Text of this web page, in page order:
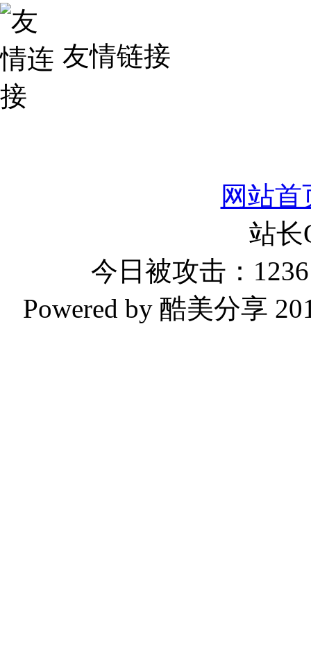
友情链接
网站首
站
今日被攻击：
Powered by 酷美分享